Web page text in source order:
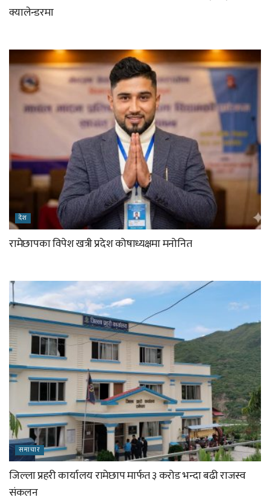
क्यालेन्डरमा
देश
रामेछापका विपेश खत्री प्रदेश कोषाध्यक्षमा मनोनित
समाचार
जिल्ला प्रहरी कार्यालय रामेछाप मार्फत ३ करोड भन्दा बढी राजस्व
संकलन